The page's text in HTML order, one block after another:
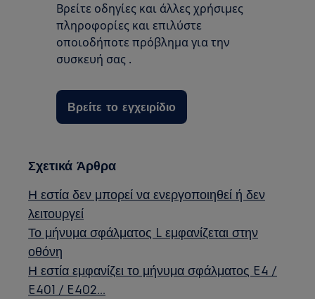
Βρείτε οδηγίες και άλλες χρήσιμες
πληροφορίες και επιλύστε
οποιοδήποτε πρόβλημα για την
συσκευή σας .
Βρείτε το εγχειρίδιο
Σχετικά Άρθρα
Η εστία δεν μπορεί να ενεργοποιηθεί ή δεν
λειτουργεί
Το μήνυμα σφάλματος L εμφανίζεται στην
οθόνη
Η εστία εμφανίζει το μήνυμα σφάλματος E4 /
E401 / E402...